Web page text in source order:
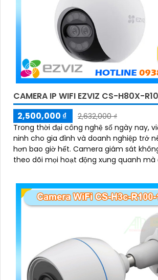
CAMERA IP WIFI EZVIZ CS-H80X-
2,500,000 ₫
2,632,000 ₫
Trong thời đại công nghệ số ngày nay,
ninh cho gia đình và doanh nghiệp trở
hơn bao giờ hết. Camera giám sát không chỉ giúp bạn
theo dõi mọi hoạt động xung quanh mà